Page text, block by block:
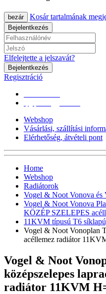
bezár Kosár tartalmának
Bejelentkezés
Elfelejtette a jelszavát?
Bejelentkezés
Regisztráció
Webshop
Vásárlási, szállítási
Elérhetőség, átvételi pont
Home
Webshop
Radiátorok
Vogel & Noot Vonova és
Vogel & Noot Vonova
KÖZÉP SZELEPES
11KVM típusú T6
Vogel & Noot Vonoplan
acéllemez radiátor
Vogel & Noot
középszelepes
radiátor 11KVM